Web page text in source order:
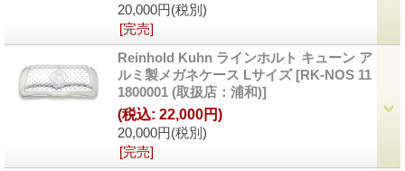
20,000円(税別)
[完売]
Reinhold Kuhn ラインホルト キューン ア
ルミ製メガネケース Lサイズ [RK-NOS 11
1800001 (取扱店：浦和)]
20,000円(税別)
(税込: 22,000円)
[完売]